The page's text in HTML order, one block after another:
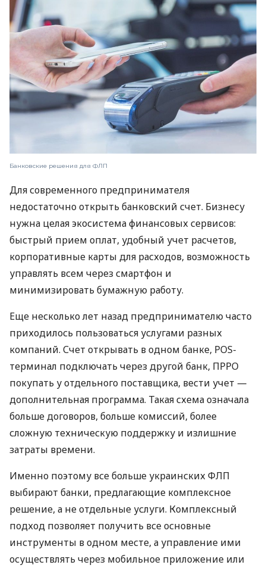
Банковские решения для ФЛП
Для современного предпринимателя
недостаточно открыть банковский счет. Бизнесу
нужна целая экосистема финансовых сервисов:
быстрый прием оплат, удобный учет расчетов,
корпоративные карты для расходов, возможность
управлять всем через смартфон и
минимизировать бумажную работу.
Еще несколько лет назад предпринимателю часто
приходилось пользоваться услугами разных
компаний. Счет открывать в одном банке, POS-
терминал подключать через другой банк, ПРРО
покупать у отдельного поставщика, вести учет —
дополнительная программа. Такая схема означала
больше договоров, больше комиссий, более
сложную техническую поддержку и излишние
затраты времени.
Именно поэтому все больше украинских ФЛП
выбирают банки, предлагающие комплексное
решение, а не отдельные услуги. Комплексный
подход позволяет получить все основные
инструменты в одном месте, а управление ими
осуществлять через мобильное приложение или